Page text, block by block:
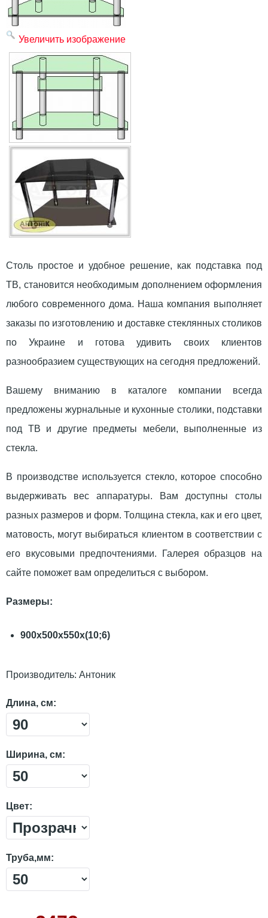
Увеличить изображение
Столь простое и удобное решение, как подставка под
ТВ, становится необходимым дополнением оформления
любого современного дома. Наша компания выполняет
заказы по изготовлению и доставке стеклянных столиков
по Украине и готова удивить своих клиентов
разнообразием существующих на сегодня предложений.
Вашему вниманию в каталоге компании всегда
предложены журнальные и кухонные столики, подставки
под ТВ и другие предметы мебели, выполненные из
стекла.
В производстве используется стекло, которое способно
выдерживать вес аппаратуры. Вам доступны столы
разных размеров и форм. Толщина стекла, как и его цвет,
матовость, могут выбираться клиентом в соответствии с
его вкусовыми предпочтениями. Галерея образцов на
сайте поможет вам определиться с выбором.
Размеры:
900х500х550х(10;6)
Производитель: Антоник
Длина, см:
Ширина, см:
Цвет:
Труба,мм: